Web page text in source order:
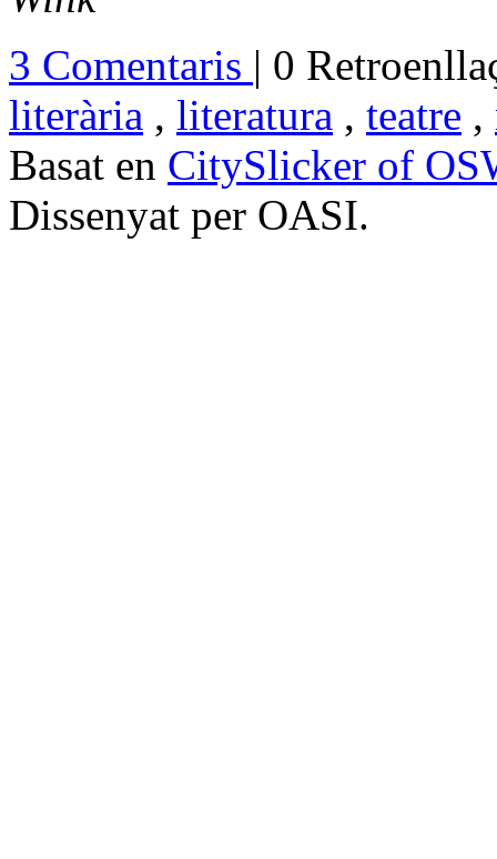
3 Comentaris | 0
literària , literatura , teatre ,
Basat en CitySlicker of
Dissenyat per OASI.